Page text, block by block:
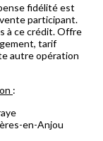
fidélité est
participant.
à ce crédit. Offre
tarif
autre opération
:
en-Anjou